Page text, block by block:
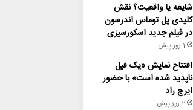
شایعه یا واقعیت؟ نقش
کلیدی پل توماس اندرسون
در فیلم جدید اسکورسیزی
1 روز پیش
افتتاح نمایش «یک فیل
ناپدید شده است» با حضور
ایرج راد
2 روز پیش